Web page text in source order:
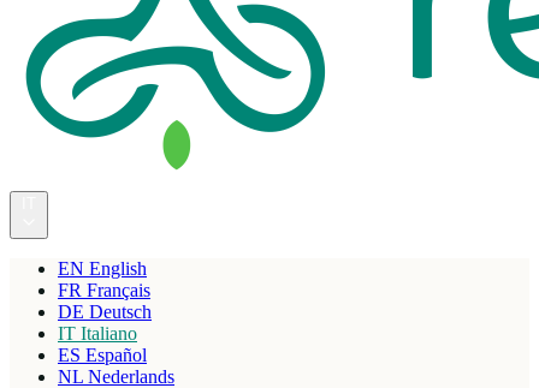
EN English
FR Français
DE Deutsch
IT Italiano
ES Español
NL Nederlands